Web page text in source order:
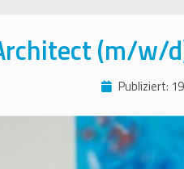
(m/w/
Publiziert: